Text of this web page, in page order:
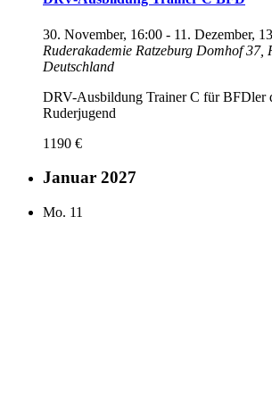
30. November, 16:00 - 11. Dezember,
Ruderakademie Ratzeburg Domhof 37,
Deutschland
DRV-Ausbildung Trainer C für BFDler
Ruderjugend
1190 €
Januar 2027
Mo. 11